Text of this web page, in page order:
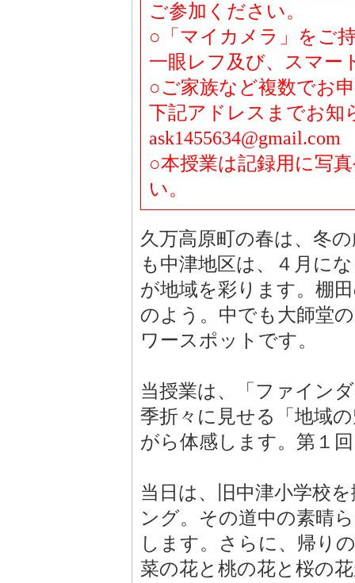
ご参加ください。
○「マイカメラ」をご
一眼レフ及び、スマー
○ご家族など複数でお
下記アドレスまでお知
ask1455634@gmail.com
○本授業は記録用に写
い。
久万高原町の春は、冬
も中津地区は、４月に
が地域を彩ります。棚
のよう。中でも大師堂
ワースポットです。
当授業は、「ファイン
季折々に見せる「地域
がら体感します。第１
当日は、旧中津小学校
ング。その道中の素晴
します。さらに、帰り
菜の花と桃の花と桜の